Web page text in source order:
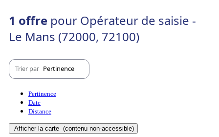
1 offre pour Opérateur de saisie -
Le Mans (72000, 72100)
Trier par Pertinence
Pertinence
Date
Distance
Afficher la carte (contenu non-accessible)